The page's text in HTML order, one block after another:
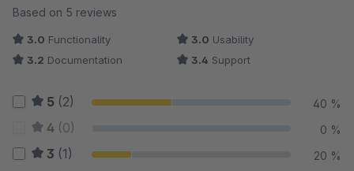
Average rating of 3.2 out of 5 stars
Based on 5 reviews
3.0 Functionality 3.0 Usability
3.2 Documentation 3.4 Support
5 (2) 40 %
4 (0) 0 %
3 (1) 20 %